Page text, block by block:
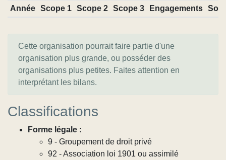
Année Scope 1 Scope 2 Scope 3 Engagements
Cette organisation pourrait faire partie d'une
organisation plus grande, ou posséder des
organisations plus petites. Faites attention en
interprétant les bilans.
Classifications
Forme légale :
9 - Groupement de droit privé
92 - Association loi 1901 ou assimilé